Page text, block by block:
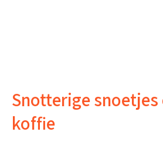
Snotterige snoetjes
koffie